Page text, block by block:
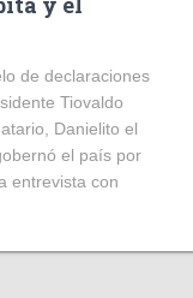
de declaraciones
Tiovaldo
Danielito el
el país por
entrevista con